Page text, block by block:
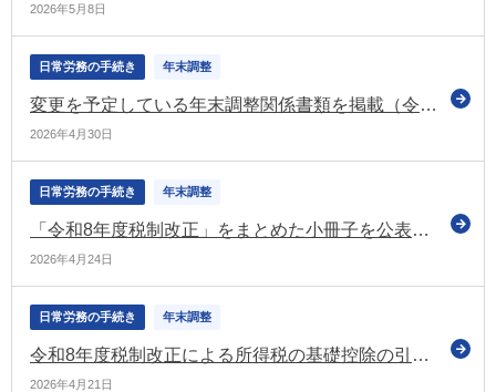
2026年5月8日
日常労務の手続き 年末調整
変更を予定している年末調整関係書類を掲載（令和8年4月）（国税庁）
2026年4月30日
日常労務の手続き 年末調整
「令和8年度税制改正」をまとめた小冊子を公表（財務省）
2026年4月24日
日常労務の手続き 年末調整
令和8年度税制改正による所得税の基礎控除の引上げ等についてお知らせ（国税庁）
2026年4月21日